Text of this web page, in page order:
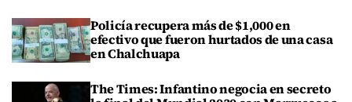
Policía recupera más de $1,000 en
efectivo que fueron hurtados de una casa
en Chalchuapa
The Times: Infantino negocia en secreto